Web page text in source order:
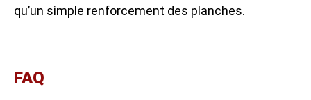
qu’un simple renforcement des planches.
FAQ